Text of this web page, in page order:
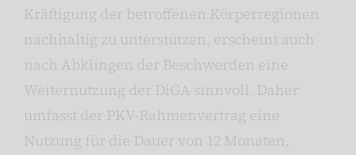
Kräftigung der betroffenen Körperregionen
nachhaltig zu unterstützen, erscheint auch
nach Abklingen der Beschwerden eine
Weiternutzung der DiGA sinnvoll. Daher
umfasst der PKV-Rahmenvertrag eine
Nutzung für die Dauer von 12 Monaten,